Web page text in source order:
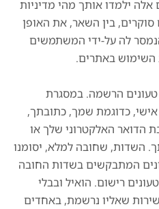
ילמדו אותך מהי מדיניות
בין השאר, את האופן
לה על-ידי המשתמשים
השימוש באתרים.
הרשמה. במסגרת
כדוגמת שמך, כתובתך,
הדואר האלקטרוני שלך או
השדות, שחובה למלא, יסומנו
המתבקשים בשדות החובה
רישום. הואיל ובבלי
שאליו נרשמת, באחדים